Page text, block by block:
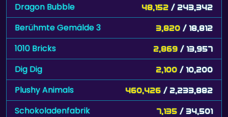
Dragon Bubble 48,152 / 243,342
Berühmte Gemälde 3 3,820 / 18,812
1010 Bricks 2,869 / 13,957
Dig Dig 2,100 / 10,200
Plushy Animals 460,426 / 2,233,882
Schokoladenfabrik 7,135 / 34,501